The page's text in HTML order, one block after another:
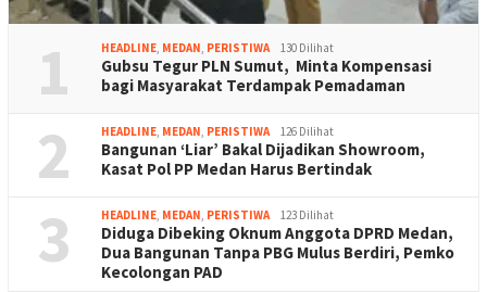
1 HEADLINE, MEDAN, PERISTIWA 130 Dilihat
Gubsu Tegur PLN Sumut, Minta Kompensasi
bagi Masyarakat Terdampak Pemadaman
2 HEADLINE, MEDAN, PERISTIWA 126 Dilihat
Bangunan ‘Liar’ Bakal Dijadikan Showroom,
Kasat Pol PP Medan Harus Bertindak
3 HEADLINE, MEDAN, PERISTIWA 123 Dilihat
Diduga Dibeking Oknum Anggota DPRD Medan,
Dua Bangunan Tanpa PBG Mulus Berdiri, Pemko
Kecolongan PAD